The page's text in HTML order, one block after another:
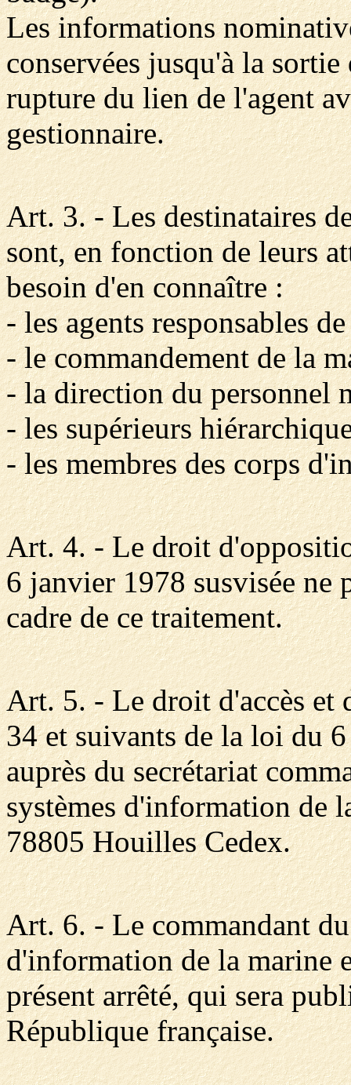
Les informations
conservées jusqu'à la
rupture du lien de l'agent
gestionnaire.
Art. 3. - Les destinataires
sont, en fonction de leurs
besoin d'en connaître :
- les agents responsables
- le commandement de la
- la direction du personnel
- les supérieurs
- les membres des corps
Art. 4. - Le droit
6 janvier 1978 susvisée ne
cadre de ce traitement.
Art. 5. - Le droit d'accès et
34 et suivants de la loi du
auprès du secrétariat
systèmes d'information de
78805 Houilles Cedex.
Art. 6. - Le commandant
d'information de la marine
présent arrêté, qui sera
République française.